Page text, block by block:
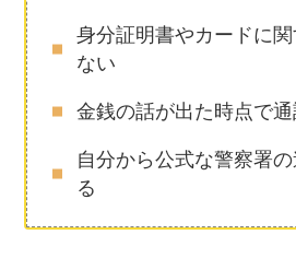
身分証明書やカードに
ない
金銭の話が出た時点で
自分から公式な警察署
る